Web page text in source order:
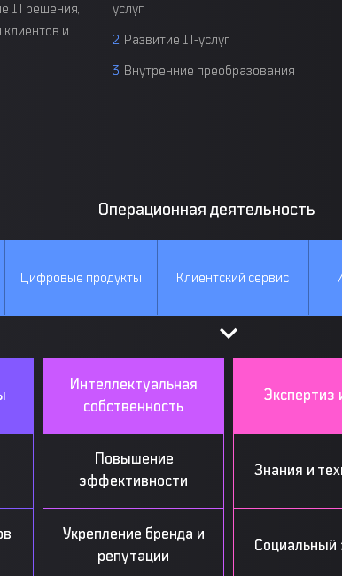
IT решения,
и
услуг
Развитие IT-услуг
Внутренние преобразования
Операционная деятельность
Цифровые продукты Клиентский сервис
Интеллектуальная
собственность
Повышение
эффективности
Укрепление бренда и
репутации
Экспертиз
Знания и